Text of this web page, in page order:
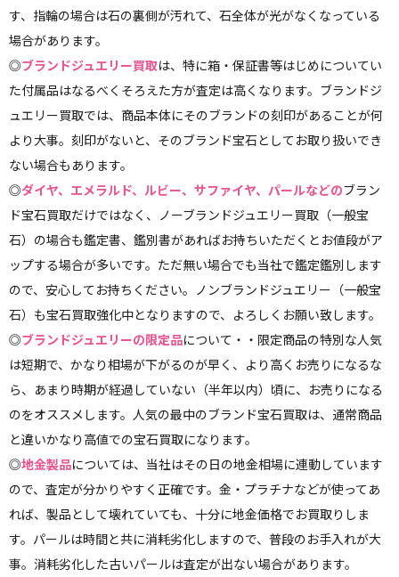
す、指輪の場合は石の裏側が汚れて、石全体が光がなくなっている
場合があります。
◎ブランドジュエリー買取は、特に箱・保証書等はじめについてい
た付属品はなるべくそろえた方が査定は高くなります。ブランドジ
ュエリー買取では、商品本体にそのブランドの刻印があることが何
より大事。刻印がないと、そのブランド宝石としてお取り扱いでき
ない場合もあります。
◎ダイヤ、エメラルド、ルビー、サファイヤ、パールなどのブラン
ド宝石買取だけではなく、ノーブランドジュエリー買取（一般宝
石）の場合も鑑定書、鑑別書があればお持ちいただくとお値段がア
ップする場合が多いです。ただ無い場合でも当社で鑑定鑑別します
ので、安心してお持ちください。ノンブランドジュエリー（一般宝
石）も宝石買取強化中となりますので、よろしくお願い致します。
◎ブランドジュエリーの限定品について・・限定商品の特別な人気
は短期で、かなり相場が下がるのが早く、より高くお売りになるな
ら、あまり時期が経過していない（半年以内）頃に、お売りになる
のをオススメします。人気の最中のブランド宝石買取は、通常商品
と違いかなり高値での宝石買取になります。
◎地金製品については、当社はその日の地金相場に連動しています
ので、査定が分かりやすく正確です。金・プラチナなどが使ってあ
れば、製品として壊れていても、十分に地金価格でお買取りしま
す。パールは時間と共に消耗劣化しますので、普段のお手入れが大
事。消耗劣化した古いパールは査定が出ない場合があります。